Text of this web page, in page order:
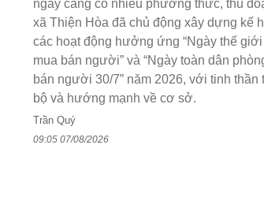
ngày càng có nhiều phương thức, thủ
xã Thiện Hòa đã chủ động xây dựng kế
các hoạt động hưởng ứng “Ngày thế
mua bán người” và “Ngày toàn dân
bán người 30/7” năm 2026, với tinh thần
bộ và hướng mạnh về cơ sở.
Trần Quý
09:05 07/08/2026